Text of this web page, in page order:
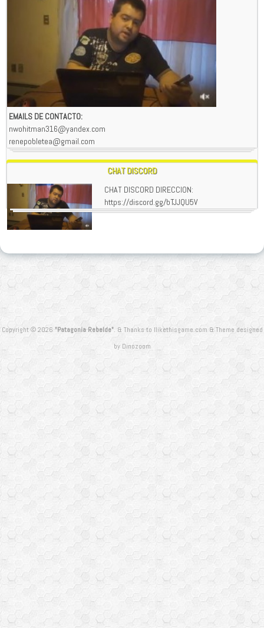
EMAILS DE CONTACTO:
nwohitman316@yandex.com
renepobletea@gmail.com
CHAT DISCORD
CHAT DISCORD DIRECCION:
https://discord.gg/bTJJQU5V
Copyright © 2026 "Patagonia Rebelde". & Thanks to Ilikethisgame.com &Theme designed
by Dinozoom